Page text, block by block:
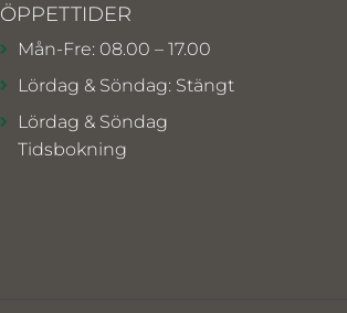
ÖPPETTIDER
Mån-Fre: 08.00 – 17.00
Lördag & Söndag: Stängt
Lördag & Söndag
Tidsbokning